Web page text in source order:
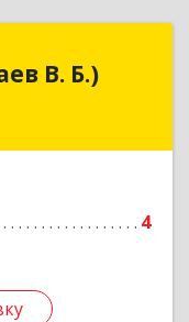
В. Б.)
4
В. Б.)
г, Ленина ул,